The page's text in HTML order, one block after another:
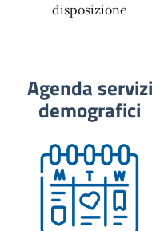
disposizione
Agenda servizi
demografici